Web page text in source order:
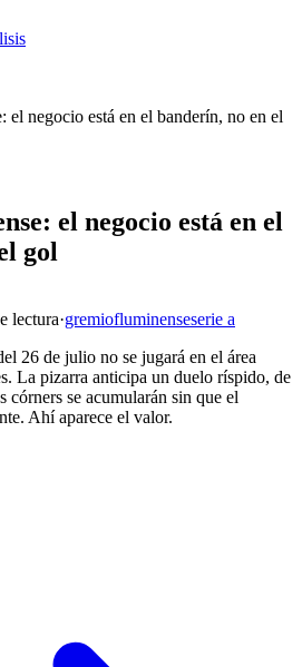
el negocio está en el banderín, no en el
el negocio está en el
gol
lectura·gremiofluminenseserie a
26 de julio no se jugará en el área
La pizarra anticipa un duelo ríspido, de
córners se acumularán sin que el
Ahí aparece el valor.